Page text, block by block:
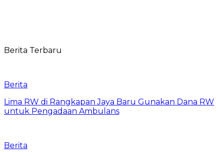
Berita Terbaru
Berita
Lima RW di Rangkapan Jaya Baru Gunakan Dana RW
untuk Pengadaan Ambulans
Berita